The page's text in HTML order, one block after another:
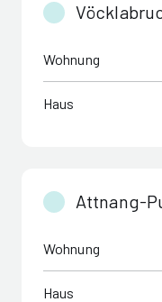
Wohnung
Haus
Attnang-
Wohnung
Haus